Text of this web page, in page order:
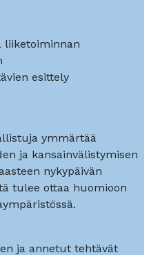
liiketoiminnan
esittely
ymmärtää
ja kansainvälistymisen
nykypäivän
tulee ottaa huomioon
ja annetut tehtävät